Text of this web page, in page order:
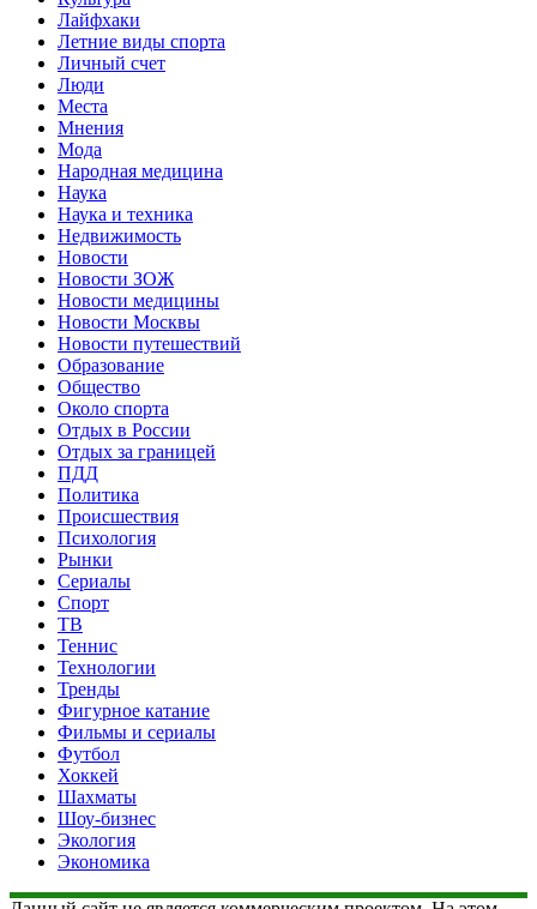
Лайфхаки
Летние виды спорта
Личный счет
Люди
Места
Мнения
Мода
Народная медицина
Наука
Наука и техника
Недвижимость
Новости
Новости ЗОЖ
Новости медицины
Новости Москвы
Новости путешествий
Образование
Общество
Около спорта
Отдых в России
Отдых за границей
ПДД
Политика
Происшествия
Психология
Рынки
Сериалы
Спорт
ТВ
Теннис
Технологии
Тренды
Фигурное катание
Фильмы и сериалы
Футбол
Хоккей
Шахматы
Шоу-бизнес
Экология
Экономика